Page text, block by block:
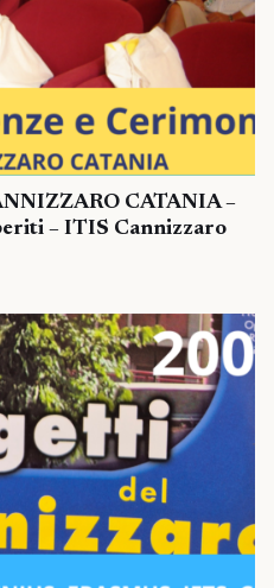
CATANIA –
– ITIS Cannizzaro